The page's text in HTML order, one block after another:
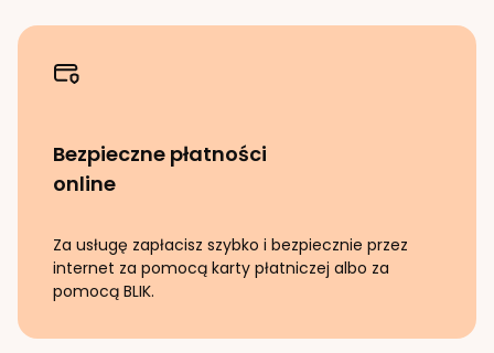
Bezpieczne płatności
online
Za usługę zapłacisz szybko i bezpiecznie przez
internet za pomocą karty płatniczej albo za
pomocą BLIK.